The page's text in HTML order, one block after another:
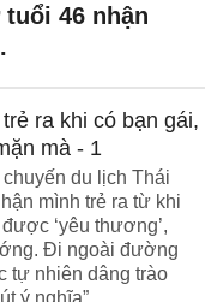
46 nhận
du lịch Thái
mình trẻ ra từ khi
‘yêu thương’,
Đi ngoài đường
tự nhiên dâng trào